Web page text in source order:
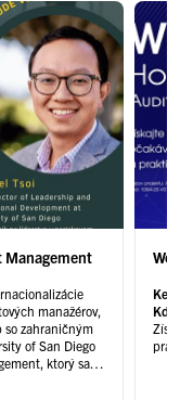
Management
manažérov,
so zahraničným
of San Diego
ktorý sa
Kedy:
Kde: